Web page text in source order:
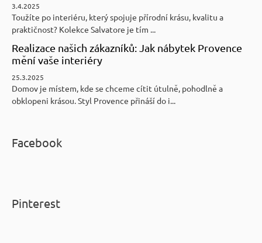
3.4.2025
Toužíte po interiéru, který spojuje přírodní krásu, kvalitu a
praktičnost? Kolekce Salvatore je tím ...
Realizace našich zákazníků: Jak nábytek Provence
mění vaše interiéry
25.3.2025
Domov je místem, kde se chceme cítit útulně, pohodlně a
obklopeni krásou. Styl Provence přináší do i...
Facebook
Pinterest